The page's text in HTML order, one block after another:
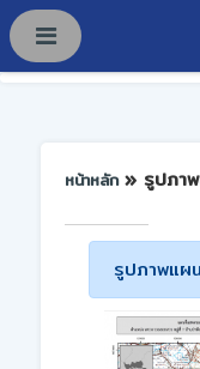
หน้าหลัก » รูปภา
รูปภาพแผ